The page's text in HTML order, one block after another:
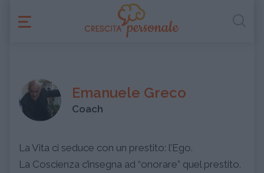
Emanuele Greco
Coach
La Vita ci seduce con un prestito: l’Ego.
La Coscienza c’insegna ad “onorare” quel prestito.